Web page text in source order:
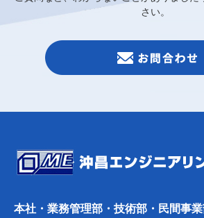
さい。
本社・業務管理部・技術部・民間事